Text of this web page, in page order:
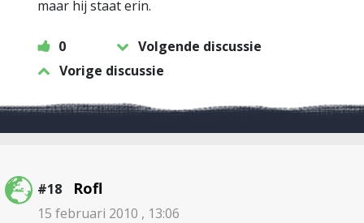
maar hij staat erin.
0
Volgende discussie
Vorige discussie
#18 Rofl
15 februari 2010 , 13:06